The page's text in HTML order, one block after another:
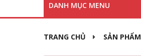
DANH MỤC MENU
TRANG CHỦ SẢN PHẨM